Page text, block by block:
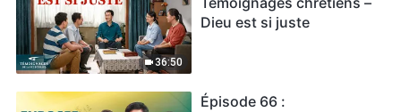
36:50
Dieu est si juste
Épisode 66 :